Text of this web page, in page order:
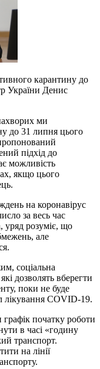
карантину до
України Денис
ми
до 31 липня цього
підхід до
можливість
якщо цього
на коронавірус
за весь час
уряд розуміє, що
але
соціальна
дозволять вберегти
поки не буде
лікування COVID-19.
графік початку роботи
в часі «годину
транспорт.
на лінії